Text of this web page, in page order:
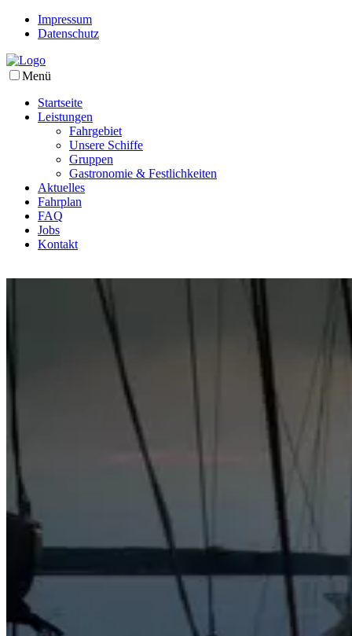
Impressum
Datenschutz
Menü
Startseite
Leistungen
Fahrgebiet
Unsere Schiffe
Gruppen
Gastronomie & Festlichkeiten
Aktuelles
Fahrplan
FAQ
Jobs
Kontakt